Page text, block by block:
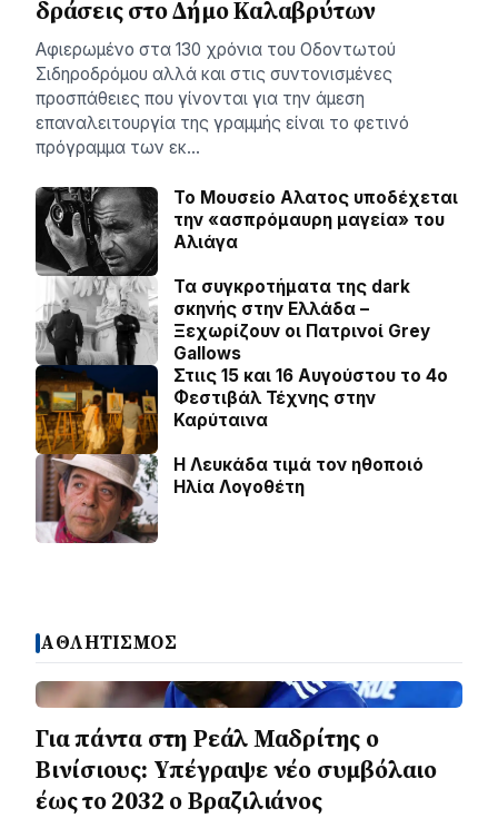
δράσεις στο Δήμο Καλαβρύτων
Αφιερωμένο στα 130 χρόνια του Οδοντωτού
Σιδηροδρόμου αλλά και στις συντονισμένες
προσπάθειες που γίνονται για την άμεση
επαναλειτουργία της γραμμής είναι το φετινό
πρόγραμμα των εκ…
Το Μουσείο Αλατος υποδέχεται
την «ασπρόμαυρη μαγεία» του
Αλιάγα
Τα συγκροτήματα της dark
σκηνής στην Ελλάδα –
Ξεχωρίζουν οι Πατρινοί Grey
Gallows
Στιις 15 και 16 Αυγούστου το 4ο
Φεστιβάλ Τέχνης στην
Καρύταινα
Η Λευκάδα τιμά τον ηθοποιό
Ηλία Λογοθέτη
ΑΘΛΗΤΙΣΜΟΣ
Για πάντα στη Ρεάλ Μαδρίτης ο
Βινίσιους: Yπέγραψε νέο συμβόλαιο
έως το 2032 ο Βραζιλιάνος